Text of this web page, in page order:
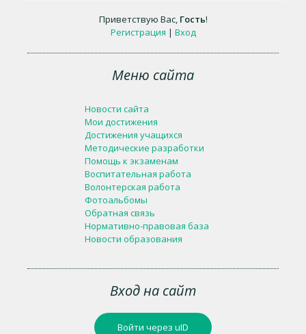
Приветствую Вас, Гость!
Регистрация | Вход
Меню сайта
Новости сайта
Мои достижения
Достижения учащихся
Методические разработки
Помощь к экзаменам
Воспитательная работа
Волонтерская работа
Фотоальбомы
Обратная связь
Нормативно-правовая база
Новости образования
Вход на сайт
Войти через uID